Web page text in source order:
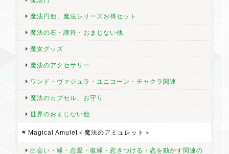
魔法円他、魔法シリーズお得セット
魔法の石・護符・おまじない他
魔女グッズ
魔法のアクセサリー
ワンド・ヴァジュラ・ユニコーン・チャクラ関連
魔法のカプセル、お守り
世界のおまじない他
Magical Amulet＜魔法のアミュレット＞
出会い・縁・恋愛・復縁・惹きつける・恋を動かす関連の